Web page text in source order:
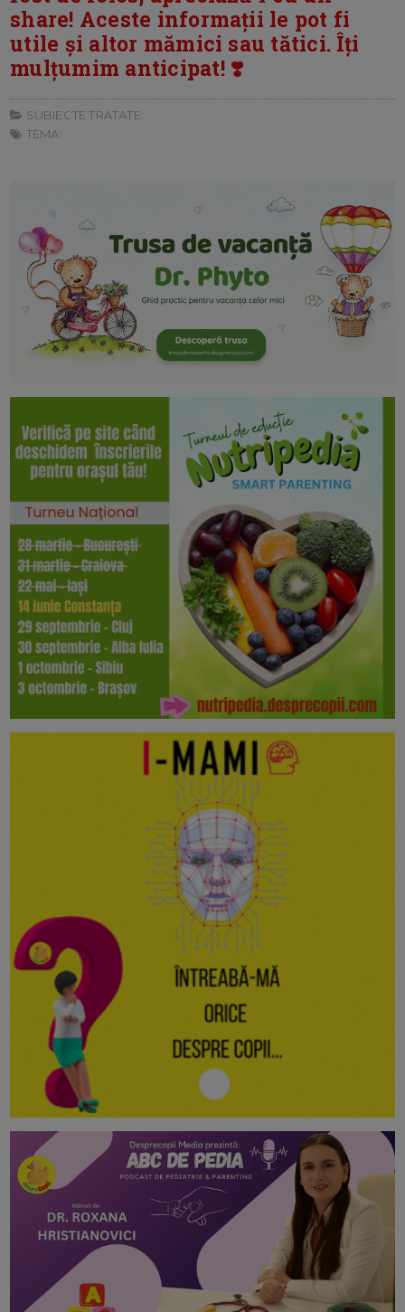
share! Aceste informații le pot fi
utile și altor mămici sau tătici. Îți
mulțumim anticipat! ❣️
SUBIECTE TRATATE:
TEMA: